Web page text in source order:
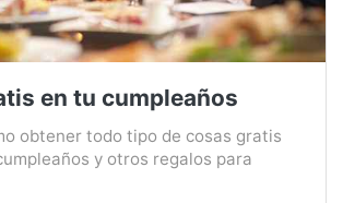
en tu cumpleaños
obtener todo tipo de cosas gratis
y otros regalos para